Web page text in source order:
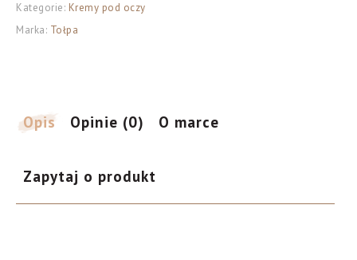
Changer
Krem
Yourself
10
Kategorie: Kremy pod oczy
Marka: Tołpa
Opis Opinie (0) O marce
Zapytaj o produkt